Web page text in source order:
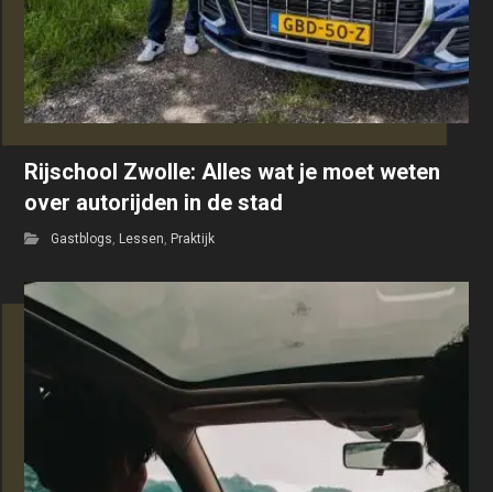
Rijschool Zwolle: Alles wat je moet weten
over autorijden in de stad
Gastblogs, Lessen, Praktijk